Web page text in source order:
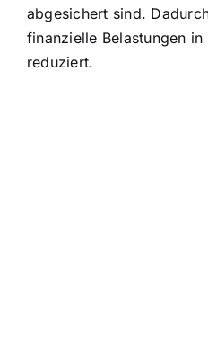
abgesichert sind.
finanzielle Belastungen
reduziert.